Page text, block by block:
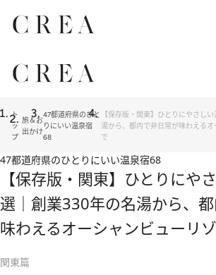
ト
ッ
プ
旅＆お
出かけ
47都道府県のひと
りにいい温泉宿
68
【保存版・関東】ひとりにやさし
湯から、都内で非日常が味わえる
で
47都道府県のひとりにいい温泉宿68
【保存版・関東】ひとりにや
選｜創業330年の名湯から、
味わえるオーシャンビューリ
関東篇